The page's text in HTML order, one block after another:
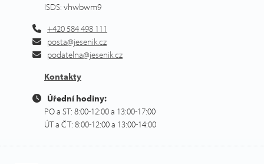
ISDS: vhwbwm9
+420 584 498 111
posta@jesenik.cz
podatelna@jesenik.cz
Kontakty
Úřední hodiny:
PO a ST: 8:00-12:00 a 13:00-17:00
ÚT a ČT: 8:00-12:00 a 13:00-14:00